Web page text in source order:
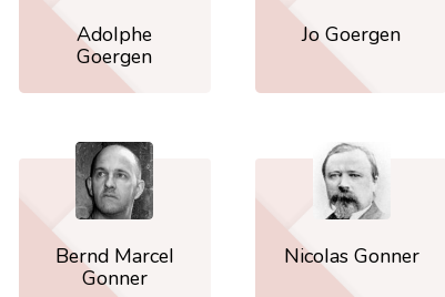
Adolphe
Goergen
Jo Goergen
Bernd Marcel
Gonner
Nicolas Gonner